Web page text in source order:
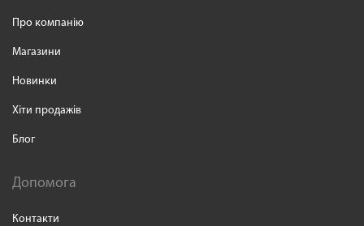
Про компанію
Магазини
Новинки
Хіти продажів
Блог
Допомога
Контакти